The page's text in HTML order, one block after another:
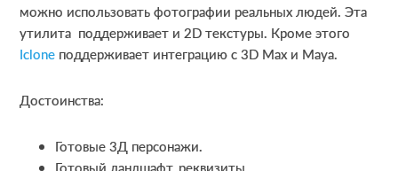
можно использовать фотографии реальных людей. Эта
утилита поддерживает и 2D текстуры. Кроме этого
Iclone поддерживает интеграцию с 3D Max и Maya.
Достоинства:
Готовые 3Д персонажи.
Готовый ландшафт, реквизиты.